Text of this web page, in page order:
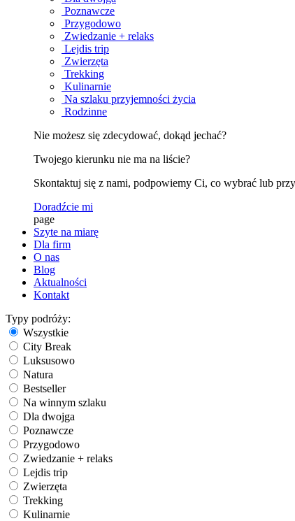
Poznawcze
Przygodowo
Zwiedzanie + relaks
Lejdis trip
Zwierzęta
Trekking
Kulinarnie
Na szlaku przyjemności życia
Rodzinne
Nie możesz się zdecydować, dokąd jechać?
Twojego kierunku nie ma na liście?
Skontaktuj się z nami, podpowiemy Ci, co wybrać lub
Doradźcie mi
page
Szyte na miarę
Dla firm
O nas
Blog
Aktualności
Kontakt
Typy podróży:
Wszystkie
City Break
Luksusowo
Natura
Bestseller
Na winnym szlaku
Dla dwojga
Poznawcze
Przygodowo
Zwiedzanie + relaks
Lejdis trip
Zwierzęta
Trekking
Kulinarnie